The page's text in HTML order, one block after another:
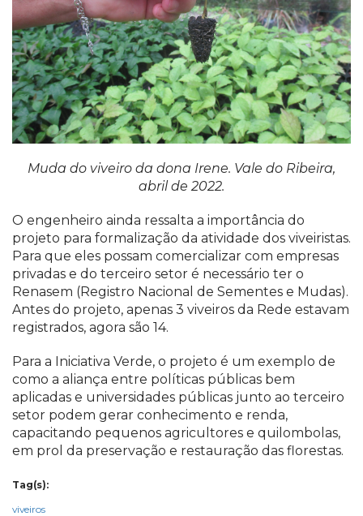
Muda do viveiro da dona Irene. Vale do Ribeira,
abril de 2022.
O engenheiro ainda ressalta a importância do
projeto para formalização da atividade dos viveiristas.
Para que eles possam comercializar com empresas
privadas e do terceiro setor é necessário ter o
Renasem (Registro Nacional de Sementes e Mudas).
Antes do projeto, apenas 3 viveiros da Rede estavam
registrados, agora são 14.
Para a Iniciativa Verde, o projeto é um exemplo de
como a aliança entre políticas públicas bem
aplicadas e universidades públicas junto ao terceiro
setor podem gerar conhecimento e renda,
capacitando pequenos agricultores e quilombolas,
em prol da preservação e restauração das florestas.
Tag(s):
viveiros